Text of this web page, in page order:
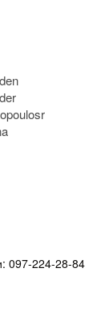
097-224-28-84